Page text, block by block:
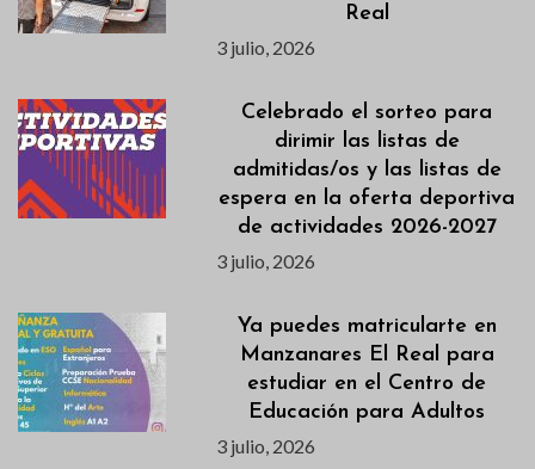
Real
3 julio, 2026
Celebrado el sorteo para
dirimir las listas de
admitidas/os y las listas de
espera en la oferta deportiva
de actividades 2026-2027
3 julio, 2026
Ya puedes matricularte en
Manzanares El Real para
estudiar en el Centro de
Educación para Adultos
3 julio, 2026